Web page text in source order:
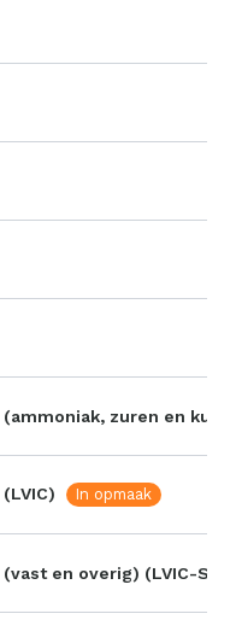
zuren en
In opmaak
en overig) (LVIC-S)